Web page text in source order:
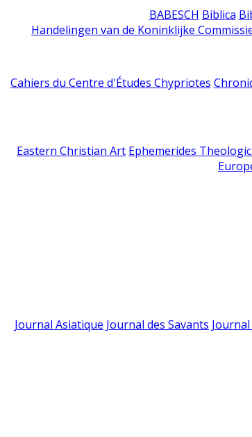
BABESCH Biblica
Handelingen van de Koninklijke
Cahiers du Centre d'Études Chypriotes
Eastern Christian Art Ephemerides
Journal Asiatique Journal des Savants